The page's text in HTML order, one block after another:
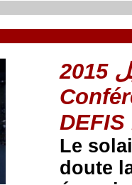
DEFIS
Le
doute